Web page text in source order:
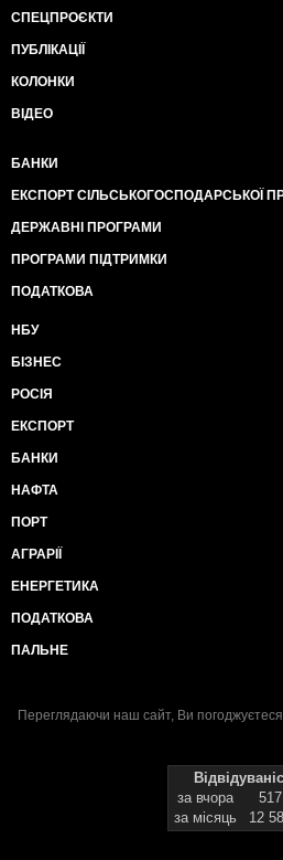
СПЕЦПРОЄКТИ
ПУБЛІКАЦІЇ
КОЛОНКИ
ВІДЕО
БАНКИ
ЕКСПОРТ СІЛЬСЬКОГОСПОДАРСЬКОЇ
ДЕРЖАВНІ ПРОГРАМИ
ПРОГРАМИ ПІДТРИМКИ
ПОДАТКОВА
НБУ
БІЗНЕС
РОСІЯ
ЕКСПОРТ
БАНКИ
НАФТА
ПОРТ
АГРАРІЇ
ЕНЕРГЕТИКА
ПОДАТКОВА
ПАЛЬНЕ
Переглядаючи наш сайт, Ви
за вчора
за місяць
12